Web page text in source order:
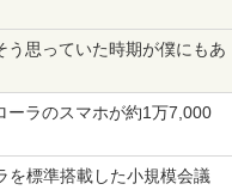
好きすぎて滅！〔Gra
思っていた時期が僕にもあ
ーラのスマホが約1万7,000
を標準搭載した小規模会議